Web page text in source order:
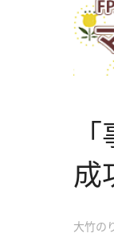
成
大竹の